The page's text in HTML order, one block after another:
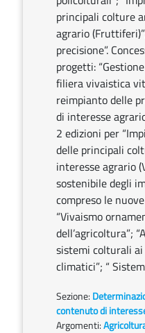
principali colture
agrario
precisione”.
progetti:
filiera vivaistica
reimpianto delle
di interesse
2 edizioni per
delle principali
interesse agrario
sostenibile degli
compreso le
“Vivaismo
dell’agricoltura”;
sistemi colturali
climatici”; “
Sezione:
contenuto di
Argomenti: